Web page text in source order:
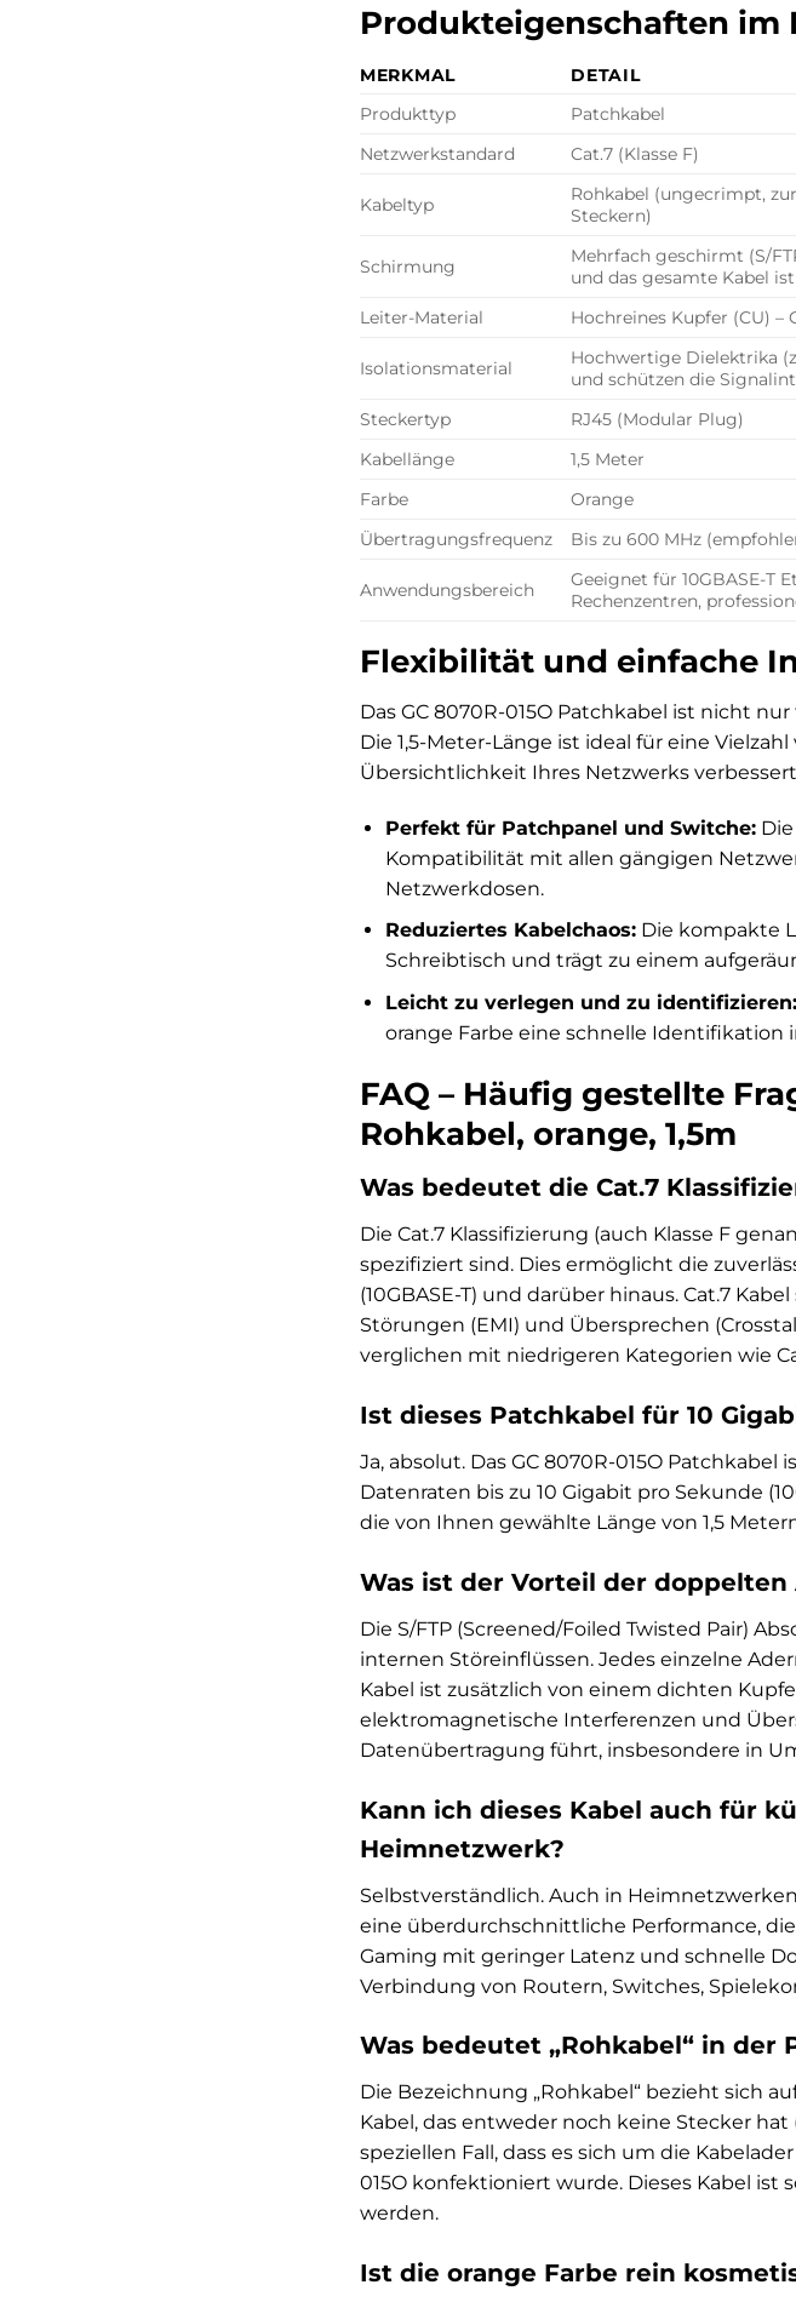
Produkteigenschaften im
MERKMAL
DETAIL
Produkttyp
Patchkabel
Netzwerkstandard
Cat.7 (Klasse F)
Kabeltyp
Rohkabel (ungecrimpt,
Steckern)
Schirmung
Mehrfach geschirmt (S/
und das gesamte Kabel
Leiter-Material
Hochreines Kupfer (CU)
Isolationsmaterial
Hochwertige Dielektrika
und schützen die
Steckertyp
RJ45 (Modular Plug)
Kabellänge
1,5 Meter
Farbe
Orange
Übertragungsfrequenz
Bis zu 600 MHz
Anwendungsbereich
Geeignet für 10GBASE-T
Rechenzentren,
Flexibilität und einfache
Das GC 8070R-015O Patchkabel ist nicht
Die 1,5-Meter-Länge ist ideal für eine
Übersichtlichkeit Ihres Netzwerks
Perfekt für Patchpanel und Switche:Die
Kompatibilität mit allen gängigen
Netzwerkdosen.
Reduziertes Kabelchaos:Die kompakte
Schreibtisch und trägt zu einem
Leicht zu verlegen und zu identifizieren:
orange Farbe eine schnelle
FAQ – Häufig gestellte
Rohkabel, orange, 1,5m
Was bedeutet die Cat.7
Die Cat.7 Klassifizierung (auch Klasse F
spezifiziert sind. Dies ermöglicht die
(10GBASE-T) und darüber hinaus. Cat.7
Störungen (EMI) und Übersprechen
verglichen mit niedrigeren Kategorien wie
Ist dieses Patchkabel für 10
Ja, absolut. Das GC 8070R-015O
Datenraten bis zu 10 Gigabit pro Sekunde
die von Ihnen gewählte Länge von 1,5
Was ist der Vorteil der doppelten
Die S/FTP (Screened/Foiled Twisted Pair)
internen Störeinflüssen. Jedes einzelne
Kabel ist zusätzlich von einem dichten
elektromagnetische Interferenzen und
Datenübertragung führt, insbesondere in
Kann ich dieses Kabel auch für
Heimnetzwerk?
Selbstverständlich. Auch in
eine überdurchschnittliche Performance,
Gaming mit geringer Latenz und schnelle
Verbindung von Routern, Switches,
Was bedeutet „Rohkabel“ in der
Die Bezeichnung „Rohkabel“ bezieht sich
Kabel, das entweder noch keine Stecker
speziellen Fall, dass es sich um die
015O konfektioniert wurde. Dieses Kabel ist
werden.
Ist die orange Farbe rein